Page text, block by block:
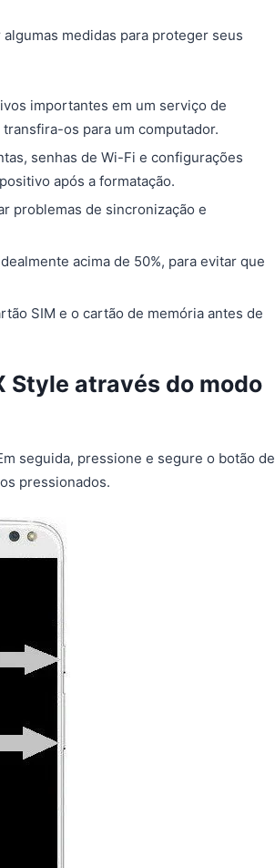
medidas para proteger seus
importantes em um serviço de
transfira-os para um computador.
senhas de Wi-Fi e configurações
após a formatação.
problemas de sincronização e
acima de 50%, para evitar que
SIM e o cartão de memória antes de
Style através do modo
seguida, pressione e segure o botão de
pressionados.